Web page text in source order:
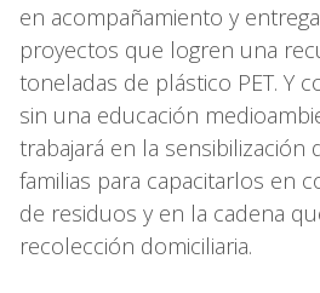
en acompañamiento y
proyectos que logren una
toneladas de plástico PET. Y
sin una educación
trabajará en la sensibilización
familias para capacitarlos en
de residuos y en la cadena
recolección domiciliaria.